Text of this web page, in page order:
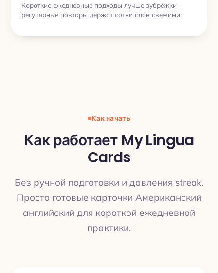
Короткие ежедневные подходы лучше зубрёжки –
регулярные повторы держат сотни слов свежими.
Как начать
Как работает My Lingua
Cards
Без ручной подготовки и давления streak.
Просто готовые карточки Американский
английский для короткой ежедневной
практики.